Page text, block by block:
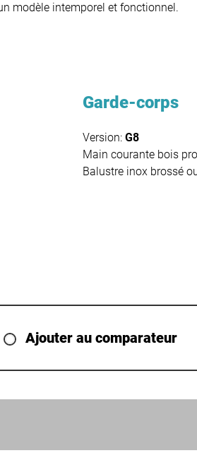
modèle intemporel et fonctionnel.
Garde-corps
Version: G8
Main courante bois
Balustre inox brossé
Ajouter au comparateur